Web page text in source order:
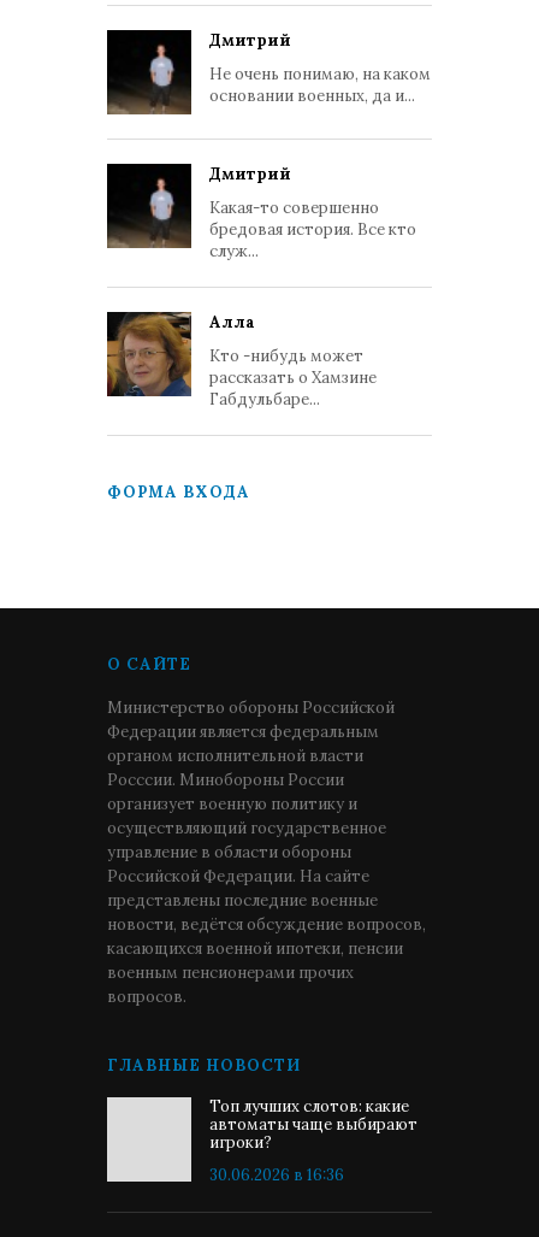
Дмитрий
Не очень понимаю, на каком
основании военных, да и...
Дмитрий
Какая-то совершенно
бредовая история. Все кто
служ...
Алла
Кто -нибудь может
рассказать о Хамзине
Габдульбаре...
ФОРМА ВХОДА
О САЙТЕ
Министерство обороны Российской
Федерации является федеральным
органом исполнительной власти
Росссии. Минобороны России
организует военную политику и
осуществляющий государственное
управление в области обороны
Российской Федерации. На сайте
представлены последние военные
новости, ведётся обсуждение вопросов,
касающихся военной ипотеки, пенсии
военным пенсионерами прочих
вопросов.
ГЛАВНЫЕ НОВОСТИ
Топ лучших слотов: какие
автоматы чаще выбирают
игроки?
30.06.2026 в 16:36